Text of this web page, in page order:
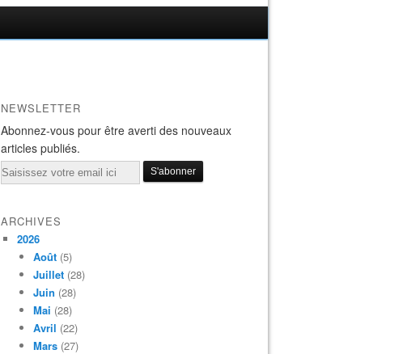
NEWSLETTER
Abonnez-vous pour être averti des nouveaux
articles publiés.
Email
ARCHIVES
2026
Août (5)
Juillet (28)
Juin (28)
Mai (28)
Avril (22)
Mars (27)